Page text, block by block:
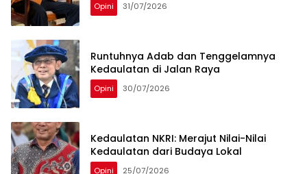
Opini 31/07/2026
Runtuhnya Adab dan Tenggelamnya
Kedaulatan di Jalan Raya
Opini 30/07/2026
Kedaulatan NKRI: Merajut Nilai-Nilai
Kedaulatan dari Budaya Lokal
Opini 25/07/2026